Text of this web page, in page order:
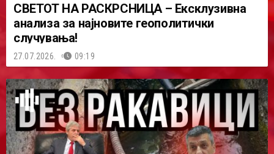
СВЕТОТ НА РАСКРСНИЦА – Ексклузивна
анализа за најновите геополитички
случувања!
27.07.2026. 09:19